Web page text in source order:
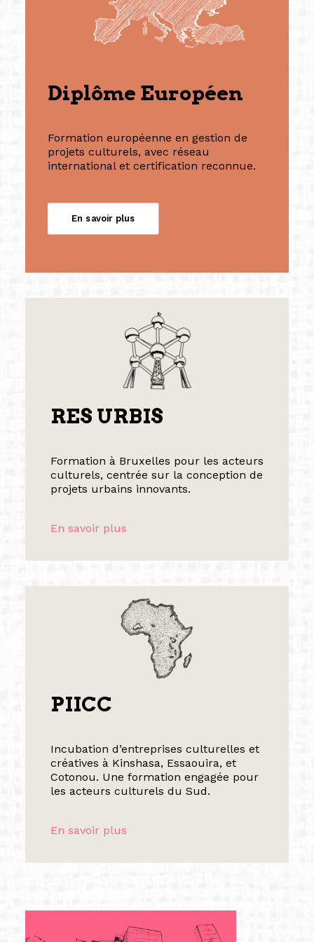
Diplôme Européen
Formation européenne en gestion de
projets culturels, avec réseau
international et certification reconnue.
En savoir plus
RES URBIS
Formation à Bruxelles pour les acteurs
culturels, centrée sur la conception de
projets urbains innovants.
En savoir plus
PIICC
Incubation d’entreprises culturelles et
créatives à Kinshasa, Essaouira, et
Cotonou. Une formation engagée pour
les acteurs culturels du Sud.
En savoir plus